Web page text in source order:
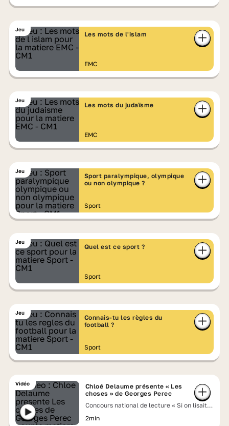
Vidéo
Chloé Delaume présente « Les
choses » de Georges Perec
Concours national de lecture « Si on lisait à
2min
Jeu
Les mots de l'islam
EMC
Jeu
Les mots du judaïsme
EMC
Jeu
Sport paralympique, olympique
ou non olympique ?
Sport
Jeu
Quel est ce sport ?
Sport
Jeu
Connais-tu les règles du
football ?
Sport